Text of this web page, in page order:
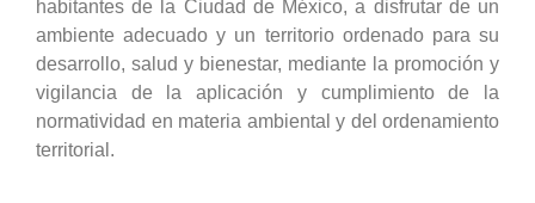
habitantes de la Ciudad de México, a disfrutar de un
ambiente adecuado y un territorio ordenado para su
desarrollo, salud y bienestar, mediante la promoción y
vigilancia de la aplicación y cumplimiento de la
normatividad en materia ambiental y del ordenamiento
territorial.